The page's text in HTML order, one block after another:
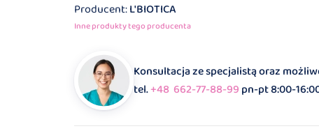
Producent:L'BIOTICA
Inne produkty tego producenta
Konsultacja ze specjalistą oraz
tel.+48 662-77-88-99 pn-pt 8:00-